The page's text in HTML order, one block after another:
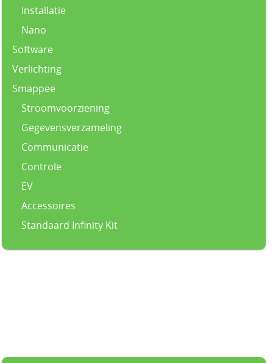
Installatie
Nano
Software
Verlichting
Smappee
Stroomvoorziening
Gegevensverzameling
Communicatie
Controle
EV
Accessoires
Standaard Infinity Kit